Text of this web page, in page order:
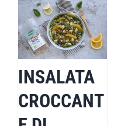
INSALATA
CROCCANT